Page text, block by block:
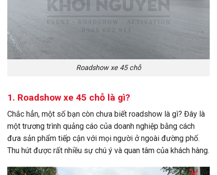
Roadshow xe 45 chỗ
1. Roadshow xe 45 chỗ là gì?
Chắc hẳn, một số bạn còn chưa biết roadshow là gì? Đây là
một trương trình quảng cáo của doanh nghiệp bằng cách
đưa sản phẩm tiếp cận với mọi người ở ngoài đường phố.
Thu hút được rất nhiều sự chú ý và quan tâm của khách hàng.